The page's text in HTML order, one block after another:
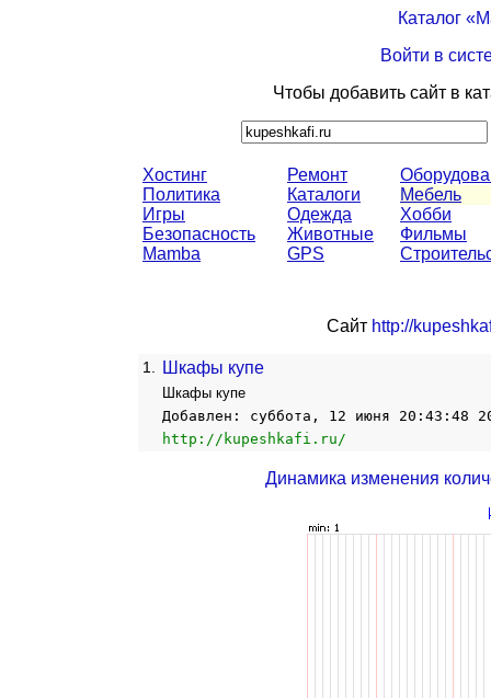
Каталог
Войти в
Чтобы добавить сайт в
Хостинг
Политика
Игры
Безопасность
Mamba
Ремонт
Каталоги
Одежда
Животные
GPS
Мебель
Хобби
Фильмы
Сайт http://
1. Шкафы купе
Шкафы купе
Добавлен: суббота, 12 июня 20:43:48
http://kupeshkafi.ru/
Динамика изменения